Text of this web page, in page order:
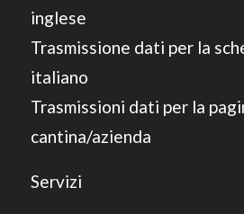
inglese
Trasmissione dati per la
italiano
Trasmissioni dati per la
cantina/azienda
Servizi